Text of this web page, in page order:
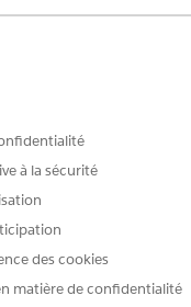
Desk pour accéder à
REQUISES
à la sécurité
des cookies
matière de confidentialité